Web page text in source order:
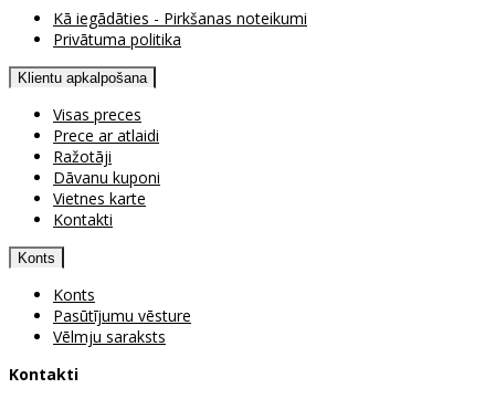
Kā iegādāties - Pirkšanas noteikumi
Privātuma politika
Klientu apkalpošana
Visas preces
Prece ar atlaidi
Ražotāji
Dāvanu kuponi
Vietnes karte
Kontakti
Konts
Konts
Pasūtījumu vēsture
Vēlmju saraksts
Kontakti